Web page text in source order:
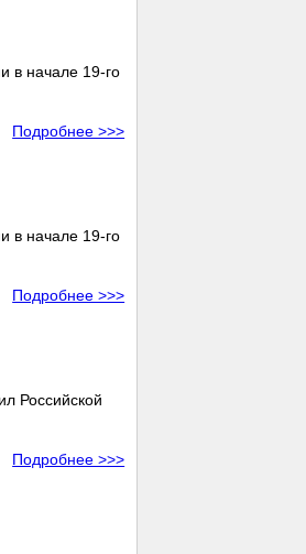
в начале 19-го
Подробнее >>>
в начале 19-го
Подробнее >>>
Российской
Подробнее >>>